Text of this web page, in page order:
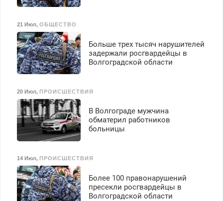
21 Июл, ОБЩЕСТВО
Больше трех тысяч нарушителей
задержали росгвардейцы в
Волгоградской области
20 Июл, ПРОИСШЕСТВИЯ
В Волгограде мужчина
обматерил работников
больницы
14 Июл, ПРОИСШЕСТВИЯ
Более 100 правонарушений
пресекли росгвардейцы в
Волгоградской области